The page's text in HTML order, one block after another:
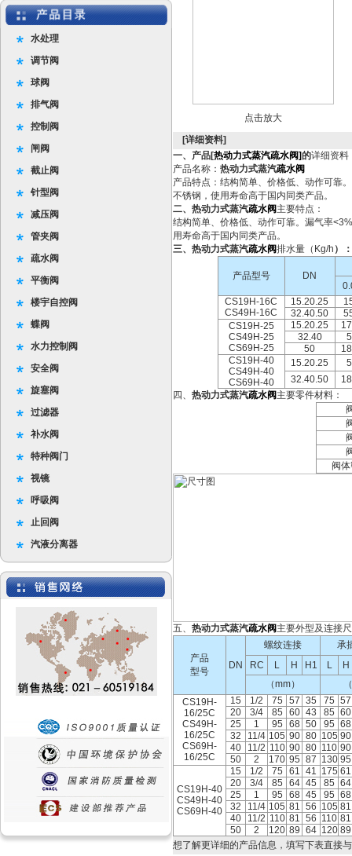
水处理
调节阀
球阀
排气阀
控制阀
闸阀
截止阀
针型阀
减压阀
管夹阀
疏水阀
平衡阀
楼宇自控阀
蝶阀
水力控制阀
安全阀
旋塞阀
过滤器
补水阀
特种阀门
视镜
呼吸阀
止回阀
汽液分离器
点击放大
[详细资料]
一、产品[热动力式蒸汽疏水阀]的详细资料
产品名称： 热动力式蒸汽疏水阀
产品特点：结构简单、价格低、动作可靠
不锈钢，使用寿命高于国内同类产品。
二、热动力式蒸汽疏水阀 主要特点：
结构简单、价格低、动作可靠。漏气率
用寿命高于国内同类产品。
三、热动力式蒸汽疏水阀排水量（Kg/h ）：
产品型号
DN
CS19H-16C
CS49H-16C
15.20.25
32.40.50
CS19H-25
CS49H-25
CS69H-25
15.20.25
32.40
50
CS19H-40
CS49H-40
CS69H-40
15.20.25
32.40.50
四、 热动力式蒸汽疏水阀 主要零件材料：
阀
五、 热动力式蒸汽疏水阀 主要外型及连接
产品
型号
DN
螺纹连接
承
RC
L H H1 L
H
（mm）
CS19H-
16/25C
CS49H-
16/25C
CS69H-
16/25C
15 1/2 75 57 35 75 57
20
3/4 85 60 43 85 60
25
1 95 68 50 95 68
32
11/4 105 90 80 105 90
40
11/2 110 90 80 110 90
50
2 170 95 87 130 95
CS19H-40
CS49H-40
CS69H-40
15 1/2 75 61 41 175 61
20
3/4 85 64 45 85 64
25
1 95 68 45 95 68
32
11/4 105 81 56 105 81
40
11/2 110 81 56 110 81
50
2 120 89 64 120 89
想了解更详细的产品信息，填写下表直接